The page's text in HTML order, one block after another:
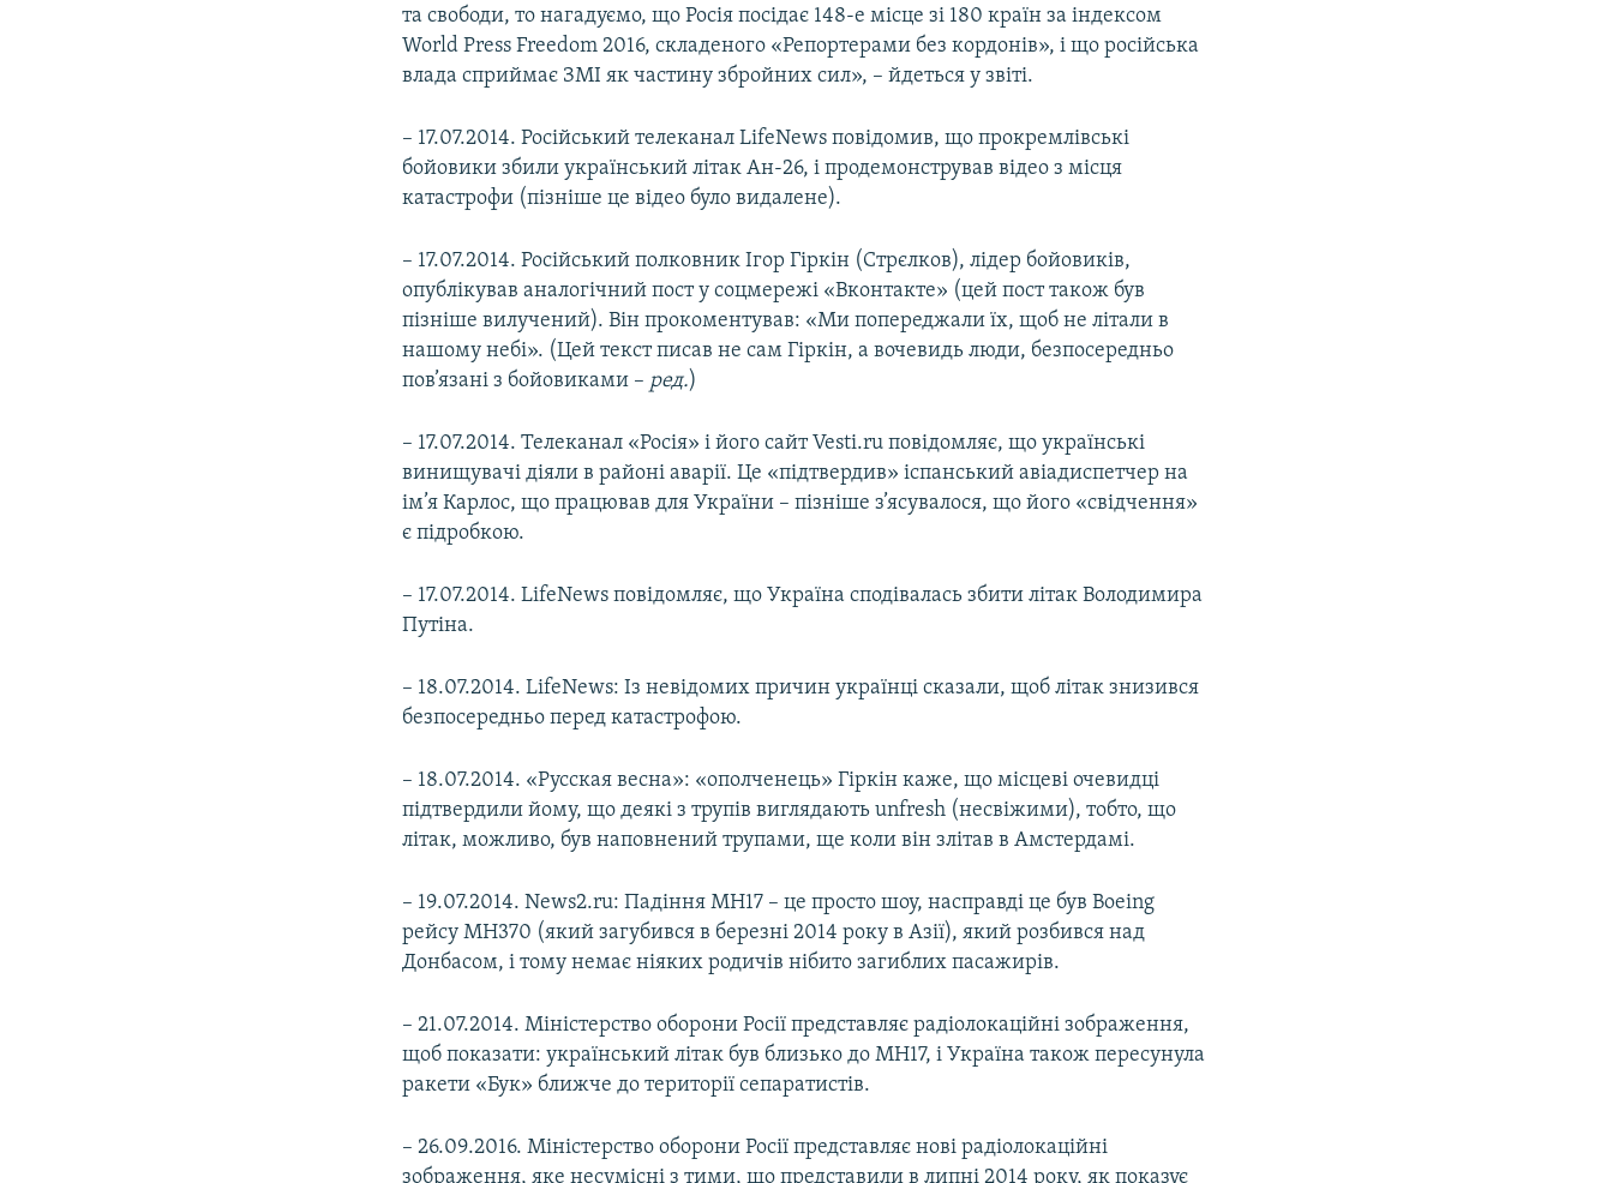
та свободи, то нагадуємо, що Росія посідає 148-е місце зі 180 країн за індексом
World Press Freedom 2016, складеного «Репортерами без кордонів», і що російська
влада сприймає ЗМІ як частину збройних сил», – йдеться у звіті.
– 17.07.2014. Російський телеканал LifeNews повідомив, що прокремлівські
бойовики збили український літак Ан-26, і продемонстрував відео з місця
катастрофи (пізніше це відео було видалене).
– 17.07.2014. Російський полковник Ігор Гіркін (Стрєлков), лідер бойовиків,
опублікував аналогічний пост у соцмережі «Вконтакте» (цей пост також був
пізніше вилучений). Він прокоментував: «Ми попереджали їх, щоб не літали в
нашому небі». (Цей текст писав не сам Гіркін, а вочевидь люди, безпосередньо
пов’язані з бойовиками – ред.)
– 17.07.2014. Телеканал «Росія» і його сайт Vesti.ru повідомляє, що українські
винищувачі діяли в районі аварії. Це «підтвердив» іспанський авіадиспетчер на
ім’я Карлос, що працював для України – пізніше з’ясувалося, що його «свідчення»
є підробкою.
– 17.07.2014. LifeNews повідомляє, що Україна сподівалась збити літак Володимира
Путіна.
– 18.07.2014. LifeNews: Із невідомих причин українці сказали, щоб літак знизився
безпосередньо перед катастрофою.
– 18.07.2014. «Русская весна»: «ополченець» Гіркін каже, що місцеві очевидці
підтвердили йому, що деякі з трупів виглядають unfresh (несвіжими), тобто, що
літак, можливо, був наповнений трупами, ще коли він злітав в Амстердамі.
– 19.07.2014. News2.ru: Падіння MH17 – це просто шоу, насправді це був Boeing
рейсу MH370 (який загубився в березні 2014 року в Азії), який розбився над
Донбасом, і тому немає ніяких родичів нібито загиблих пасажирів.
– 21.07.2014. Міністерство оборони Росії представляє радіолокаційні зображення,
щоб показати: український літак був близько до MH17, і Україна також пересунула
ракети «Бук» ближче до території сепаратистів.
– 26.09.2016. Міністерство оборони Росії представляє нові радіолокаційні
зображення, яке несумісні з тими, що представили в липні 2014 року, як показує